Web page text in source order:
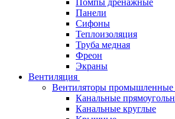
Панели
Сифоны
Теплоизоляция
Труба медная
Фреон
Экраны
Вентиляция
Вентиляторы промышленные
Канальные
Канальные круглые